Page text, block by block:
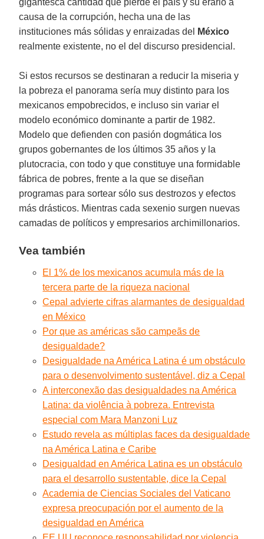
causa de la corrupción, hecha una de las
instituciones más sólidas y enraizadas del
México
realmente existente, no el del discurso presidencial.
Si estos recursos se destinaran a reducir la miseria y
la pobreza el panorama sería muy distinto para los
mexicanos empobrecidos, e incluso sin variar el
modelo económico dominante a partir de 1982.
Modelo que defienden con pasión dogmática los
grupos gobernantes de los últimos 35 años y la
plutocracia, con todo y que constituye una formidable
fábrica de pobres, frente a la que se diseñan
programas para sortear sólo sus destrozos y efectos
más drásticos. Mientras cada sexenio surgen nuevas
camadas de políticos y empresarios archimillonarios.
Vea también
El 1% de los mexicanos acumula más de la
tercera parte de la riqueza nacional
Cepal advierte cifras alarmantes de desigualdad
en México
Por que as américas são campeãs de
desigualdade?
Desigualdade na América Latina é um obstáculo
para o desenvolvimento sustentável, diz a Cepal
A interconexão das desigualdades na América
Latina: da violência à pobreza. Entrevista
especial com Mara Manzoni Luz
Estudo revela as múltiplas faces da desigualdade
na América Latina e Caribe
Desigualdad en América Latina es un obstáculo
para el desarrollo sustentable, dice la Cepal
Academia de Ciencias Sociales del Vaticano
expresa preocupación por el aumento de la
desigualdad en América